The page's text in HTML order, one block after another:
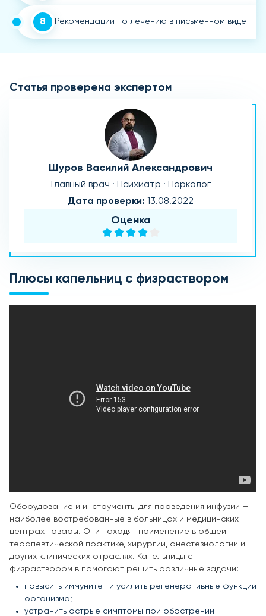
8 Рекомендации по лечению в письменном виде
Статья проверена экспертом
Шуров Василий Александрович
Главный врач · Психиатр · Нарколог
Дата проверки: 13.08.2022
Оценка
Плюсы капельниц с физраствором
Оборудование и инструменты для проведения инфузии —
наиболее востребованные в больницах и медицинских
центрах товары. Они находят применение в общей
терапевтической практике, хирургии, анестезиологии и
других клинических отраслях. Капельницы с
физраствором в помогают решить различные задачи:
повысить иммунитет и усилить регенеративные функции
организма;
устранить острые симптомы при обострении